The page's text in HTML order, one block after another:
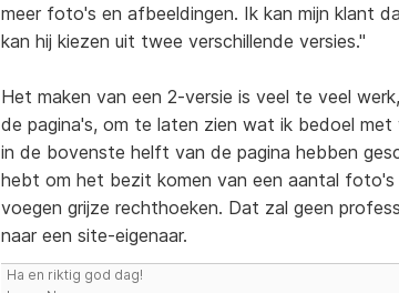
meer foto's en afbeeldingen. Ik kan mijn klant
kan hij kiezen uit twee verschillende versies."
Het maken van een 2-versie is veel te veel
de pagina's, om te laten zien wat ik bedoel
in de bovenste helft van de pagina hebben
hebt om het bezit komen van een aantal
voegen grijze rechthoeken. Dat zal geen
naar een site-eigenaar.
Ha en riktig god dag!